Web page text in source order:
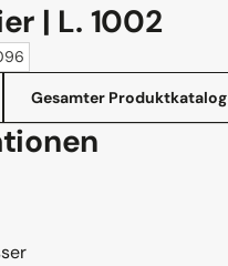
| L. 1002
Gesamter Produktkatalog